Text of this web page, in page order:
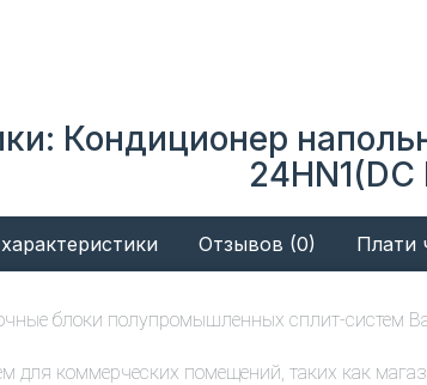
Кондиционер
Отзывов (0) Плати
блоки полупромышленных сплит-систем
для коммерческих помещений, таких как